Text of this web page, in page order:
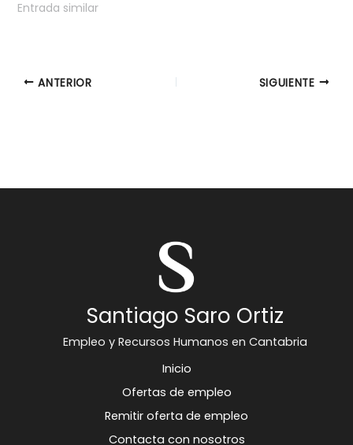
Entrada similar
ANTERIOR SIGUIENTE
Santiago Saro Ortiz
Empleo y Recursos Humanos en Cantabria
Inicio
Ofertas de empleo
Remitir oferta de empleo
Contacta con nosotros